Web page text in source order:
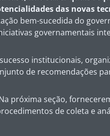
das novas
bem-sucedida do
governamentais
institucionais,
de recomendações
próxima seção,
de coleta e